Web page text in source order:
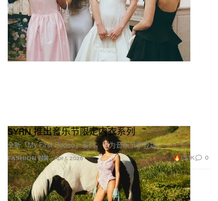
FASHION 时装
SYRN 推出音乐节限定内衣系列
全新「My First Rodeo」系列，专为音乐节季登场。
Apr 1, 2026 15.1K 0